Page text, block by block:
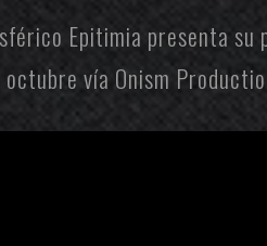
Epitimia presenta su
octubre vía Onism